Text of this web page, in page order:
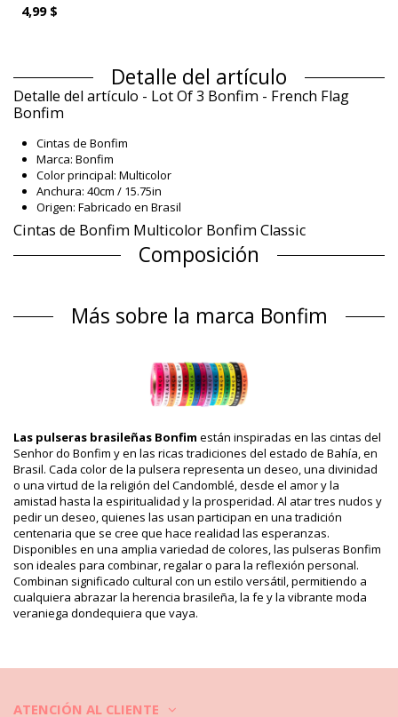
4,99 $
Detalle del artículo
Detalle del artículo - Lot Of 3 Bonfim - French Flag
Bonfim
Cintas de Bonfim
Marca: Bonfim
Color principal: Multicolor
Anchura: 40cm / 15.75in
Origen: Fabricado en Brasil
Cintas de Bonfim Multicolor Bonfim Classic
Composición
Información del producto
HS CODE (Código aduanero): 5806.32.1070
EAN: Talla única (7899918514845)
Referencia del proveedor: H-12-BRANCO-11-VERMELHO-06-
Peso: 100g / 0.22lb / 3.53oz
Fotos retocadas
Instrucciones de lavado y
cuidado
Instrucciones de cuidado para: Bonfim Lot Of 3 Bonfim
- French Flag
¿Cómo cuidar tus joyas en verano?
tus joyas merecen una buena atención durante todo el año, pero el
verano puede ser un poco más difícil. ¡Sigue nuestros consejos para
si el agua es salada o el cloro daña diferentes metales, incluso los
Más sobre la marca Bonfim
Las pulseras brasileñas Bonfim están inspiradas en las cintas del
Senhor do Bonfim y en las ricas tradiciones del estado de Bahía, en
Brasil. Cada color de la pulsera representa un deseo, una divinidad
o una virtud de la religión del Candomblé, desde el amor y la
amistad hasta la espiritualidad y la prosperidad. Al atar tres nudos y
pedir un deseo, quienes las usan participan en una tradición
centenaria que se cree que hace realidad las esperanzas.
Disponibles en una amplia variedad de colores, las pulseras Bonfim
son ideales para combinar, regalar o para la reflexión personal.
Combinan significado cultural con un estilo versátil, permitiendo a
cualquiera abrazar la herencia brasileña, la fe y la vibrante moda
veraniega dondequiera que vaya.
ATENCIÓN AL CLIENTE